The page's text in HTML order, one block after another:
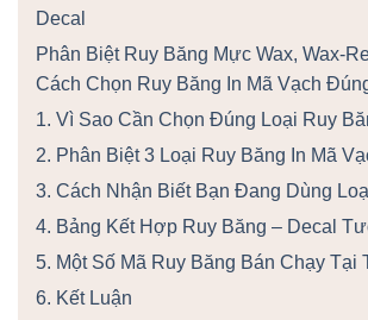
Decal
Phân Biệt Ruy Băng Mực Wax, Wax-
Cách Chọn Ruy Băng In Mã Vạch
1. Vì Sao Cần Chọn Đúng Loại Ruy
2. Phân Biệt 3 Loại Ruy Băng In Mã
3. Cách Nhận Biết Bạn Đang Dùng
4. Bảng Kết Hợp Ruy Băng – Decal
5. Một Số Mã Ruy Băng Bán Chạy Tại
6. Kết Luận